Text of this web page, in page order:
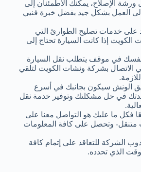
ورشة الإصلاح، يمكنك الاطمئنان إلى
العمل بشكل جيد بفضل خبرة فنيي
على خدمات تصليح الطوارئ التي
إذا كانت السيارة تحتاج إلى
نفسك في موقف يتطلب نقل السيارة
في الاتصال بشركة ونشات الكويت لتلقي
الونش سيكون بجانبك في أسرع
في حل مشكلتك وتوفير خدمة نقل
فكل ما عليك هو التواصل معنا على
متنقل- وتحصل على كافة المعلومات
الشركة للتعاقد على إتمام كافة
الذي تحدده.